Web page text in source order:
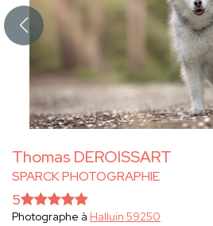
Thomas DEROISSART
SPARCK PHOTOGRAPHIE
5
Photographe à Halluin 59250